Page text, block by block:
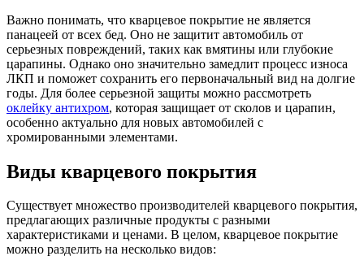
Важно понимать, что кварцевое покрытие не является
панацеей от всех бед. Оно не защитит автомобиль от
серьезных повреждений, таких как вмятины или глубокие
царапины. Однако оно значительно замедлит процесс износа
ЛКП и поможет сохранить его первоначальный вид на долгие
годы. Для более серьезной защиты можно рассмотреть
оклейку антихром, которая защищает от сколов и царапин,
особенно актуально для новых автомобилей с
хромированными элементами.
Виды кварцевого покрытия
Существует множество производителей кварцевого покрытия,
предлагающих различные продукты с разными
характеристиками и ценами. В целом, кварцевое покрытие
можно разделить на несколько видов: